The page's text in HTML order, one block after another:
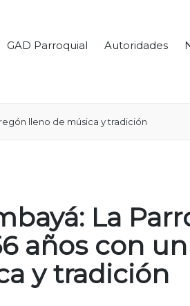
GAD Parroquial Autoridades
lleno de música y tradición
La
años con
y tradición